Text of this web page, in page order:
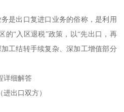
是出口复进口业务的俗称，是利用
的“入区退税”政策，以“先出口，再
工结转手续复杂、深加工增值部分
详细解答
出口双方）